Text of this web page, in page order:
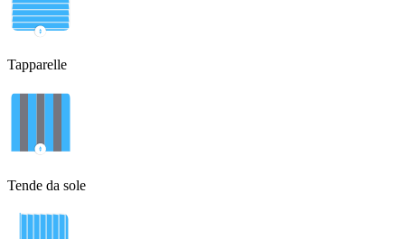
Tapparelle
Tende da sole